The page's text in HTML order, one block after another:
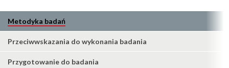
Metodyka badań
Przeciwwskazania do wykonania badania
Przygotowanie do badania